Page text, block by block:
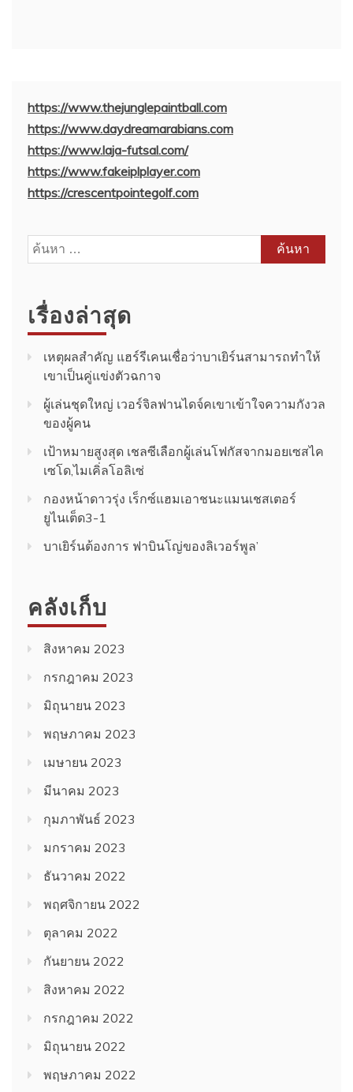
https://www.thejunglepaintball.com
https://www.daydreamarabians.com
https://www.laja-futsal.com/
https://www.fakeiplplayer.com
https://crescentpointegolf.com
ค้นหา
สำหรับ:
เรื่องล่าสุด
เหตุผลสำคัญ แฮร์รีเคนเชื่อว่าบาเยิร์นสามารถทำให้
เขาเป็นคู่แข่งตัวฉกาจ
ผู้เล่นชุดใหญ่ เวอร์จิลฟานไดจ์คเขาเข้าใจความกังวล
ของผู้คน
เป้าหมายสูงสุด เชลซีเลือกผู้เล่นโฟกัสจากมอยเซสไค
เซโด,ไมเคิ่ลโอลิเซ่
กองหน้าดาวรุ่ง เร็กซ์แฮมเอาชนะแมนเชสเตอร์
ยูไนเต็ด3-1
บาเยิร์นต้องการ ฟาบินโญ่ของลิเวอร์พูล’
คลังเก็บ
สิงหาคม 2023
กรกฎาคม 2023
มิถุนายน 2023
พฤษภาคม 2023
เมษายน 2023
มีนาคม 2023
กุมภาพันธ์ 2023
มกราคม 2023
ธันวาคม 2022
พฤศจิกายน 2022
ตุลาคม 2022
กันยายน 2022
สิงหาคม 2022
กรกฎาคม 2022
มิถุนายน 2022
พฤษภาคม 2022